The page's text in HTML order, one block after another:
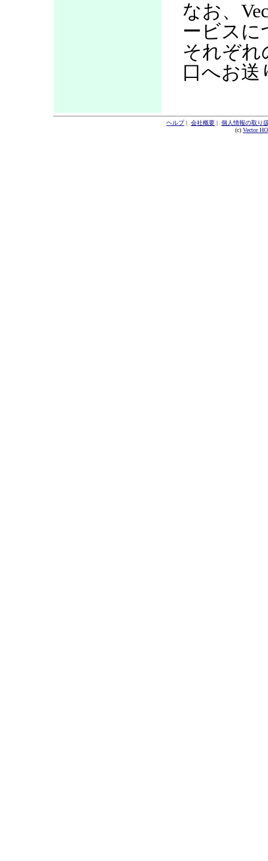
なお、
ービスに
それぞれ
口へお送
ヘルプ| 会社概要 | 個人情報の取り
(c) Vector